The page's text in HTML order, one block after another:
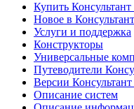
Купить
Новое в
Услуги и поддержка
Конструкторы
Универсальные
Путеводители
Версии
Описание систем